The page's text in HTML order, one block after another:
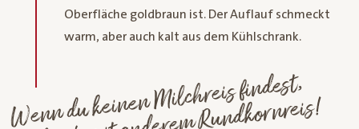
Oberfläche goldbraun ist. Der Auflauf schmeckt
warm, aber auch kalt aus dem Kühlschrank.
Wenn du keinen
Milchreis findest,
probier's
mit andere
m